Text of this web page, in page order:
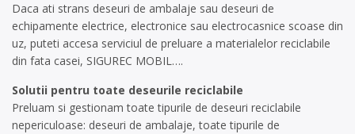
Daca ati strans deseuri de ambalaje sau deseuri de
echipamente electrice, electronice sau electrocasnice scoase din
uz, puteti accesa serviciul de preluare a materialelor reciclabile
din fata casei, SIGUREC MOBIL….
Solutii pentru toate deseurile reciclabile
Preluam si gestionam toate tipurile de deseuri reciclabile
nepericuloase: deseuri de ambalaje, toate tipurile de